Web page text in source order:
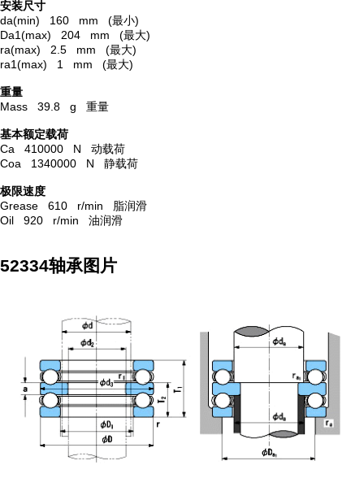
安装尺寸
da(min) 160 mm (最小)
Da1(max) 204 mm (最大)
ra(max) 2.5 mm (最大)
ra1(max) 1 mm (最大)
重量
Mass 39.8 g 重量
基本额定载荷
Ca 410000 N 动载荷
Coa 1340000 N 静载荷
极限速度
Grease 610 r/min 脂润滑
Oil 920 r/min 油润滑
52334轴承图片